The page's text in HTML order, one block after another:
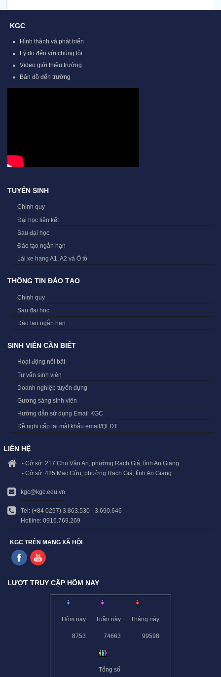
KGC
Hình thành và phát triển
Lý do đến với chúng tôi
Video giới thiệu trường
Bản đồ đến trường
TUYỂN SINH
Chính quy
Đại học liên kết
Sau đại học
Đào tạo ngắn hạn
Lái xe hạng A1, A2 và Ô tô
THÔNG TIN ĐÀO TẠO
Chính quy
Sau đại học
Đào tạo ngắn hạn
SINH VIÊN CẦN BIẾT
Hoạt động nổi bật
Tư vấn sinh viên
Doanh nghiệp tuyển dụng
Gương sáng sinh viên
Hướng dẫn sử dụng Email KGC
Đề nghị cấp lại mật khẩu email/QLĐT
LIÊN HỆ
- Cở sở: 217 Chu Văn An, phường Rạch Giá, tỉnh An Giang
- Cở sở: 425 Mạc Cửu, phường Rạch Giá, tỉnh An Giang
kgc@kgc.edu.vn
Tel: (+84 0297) 3.863.530 - 3.690.646
Hotline: 0916.769.269
KGC TRÊN MẠNG XÃ HỘI
LƯỢT TRUY CẬP HÔM NAY
Hôm nay
8753
Tuần này
74663
Tháng này
99598
Tổng số